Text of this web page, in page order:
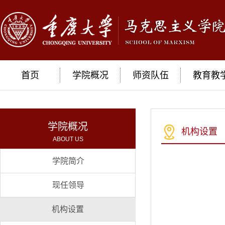
首页 学院概况 师资队伍 教育教
学院概况
ABOUT US
学院简介
现任领导
机构设置
机构设置